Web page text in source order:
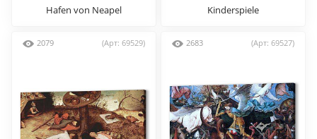
Hafen von Neapel Kinderspiele
2079 (Арт: 69529) 2683 (Арт: 69527)